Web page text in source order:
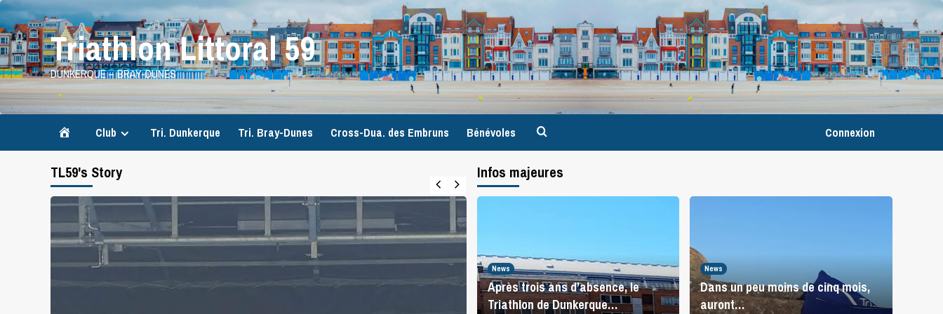
Skip
to
content
Triathlon Littoral 59
DUNKERQUE – BRAY-DUNES
Accueil
Club Tri. Dunkerque Tri. Bray-Dunes Cross-Dua. des Embruns Bénévoles Connexion
TL59's Story Infos majeures
News
Après trois ans d’absence, le
Triathlon de Dunkerque…
News
Dans un peu moins de cinq mois,
auront…